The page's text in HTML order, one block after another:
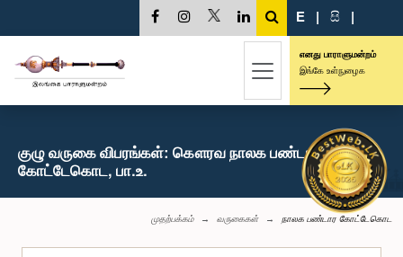
E | සි |
எனது பாராளுமன்றம்
இங்கே உள்நுழைக
குழு வருகை விபரங்கள்: கௌரவ நாலக பண்டார
கோட்டேகொட, பா.உ.
முதற்பக்கம் வருகைகள் நாலக பண்டார கோட்டேகொட